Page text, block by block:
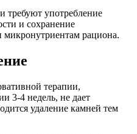
употребление
и сохранение
микронутриентам рациона.
терапии,
3-4 недель, не дает
удаление камней тем